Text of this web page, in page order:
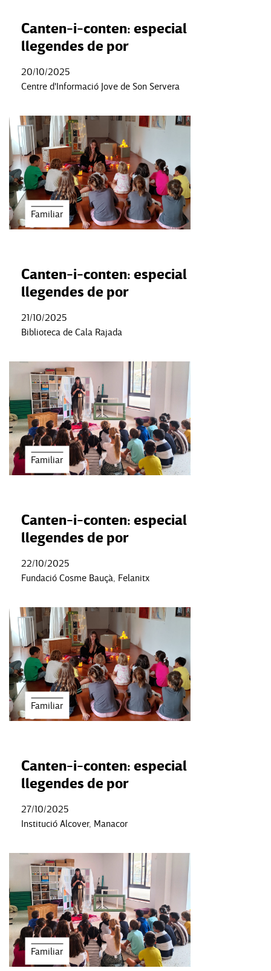
Canten-i-conten: especial
llegendes de por
20/10/2025
Centre d'Informació Jove de Son Servera
Familiar
Canten-i-conten: especial
llegendes de por
21/10/2025
Biblioteca de Cala Rajada
Familiar
Canten-i-conten: especial
llegendes de por
22/10/2025
Fundació Cosme Bauçà, Felanitx
Familiar
Canten-i-conten: especial
llegendes de por
27/10/2025
Institució Alcover, Manacor
Familiar